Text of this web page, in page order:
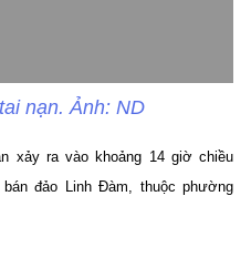
nạn. Ảnh: ND
xảy ra vào khoảng 14 giờ chiều
đảo Linh Đàm, thuộc phường